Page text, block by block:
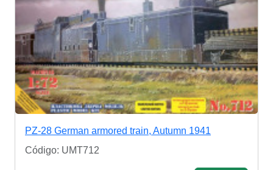
PZ-28 German armored train, Autumn 1941
Código: UMT712